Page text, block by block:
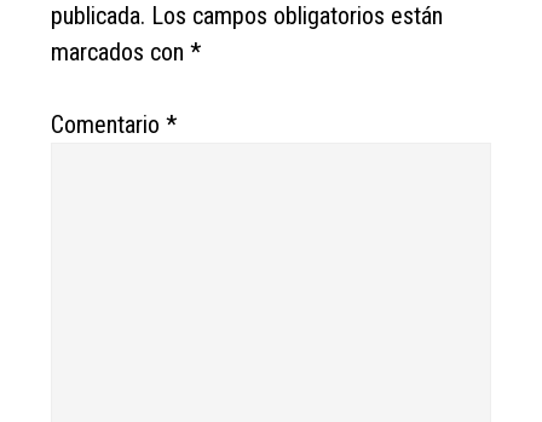
publicada. Los campos obligatorios están
marcados con*
Comentario*